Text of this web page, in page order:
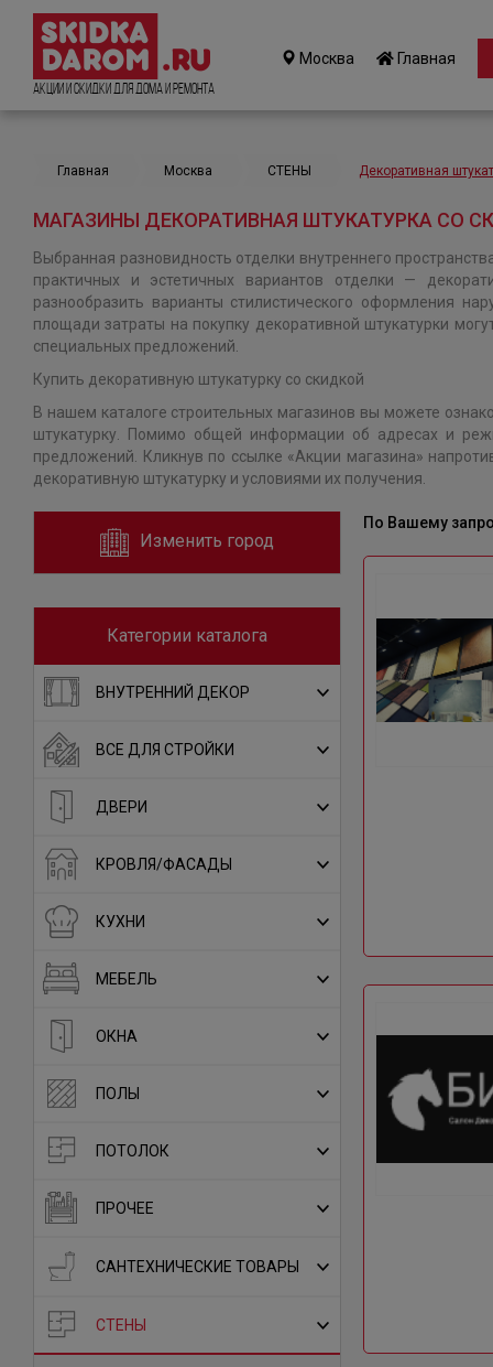
Акции и Скидки для дома и ремонта
Москва Главная
Главная Москва СТЕНЫ Декоративная
МАГАЗИНЫ ДЕКОРАТИВНАЯ ШТУКАТУРКА СО
Выбранная разновидность отделки внутреннего
практичных и эстетичных вариантов отделки —
разнообразить варианты стилистического оформления
площади затраты на покупку декоративной штукатурки
специальных предложений.
Купить декоративную штукатурку со скидкой
В нашем каталоге строительных магазинов вы можете
штукатурку. Помимо общей информации об адресах и
предложений. Кликнув по ссылке «Акции магазина»
декоративную штукатурку и условиями их получения.
Изменить город
Категории каталога
ВНУТРЕННИЙ ДЕКОР
ВСЕ ДЛЯ СТРОЙКИ
ДВЕРИ
КРОВЛЯ/ФАСАДЫ
КУХНИ
МЕБЕЛЬ
ОКНА
ПОЛЫ
ПОТОЛОК
ПРОЧЕЕ
САНТЕХНИЧЕСКИЕ ТОВАРЫ
СТЕНЫ
По Вашему